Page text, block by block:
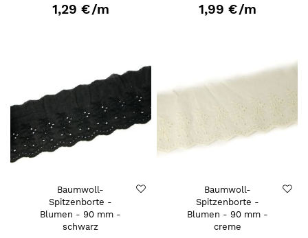
1,29 €/m 1,99 €/m
Baumwoll-
Spitzenborte -
Blumen - 90 mm -
schwarz
Baumwoll-
Spitzenborte -
Blumen - 90 mm -
creme